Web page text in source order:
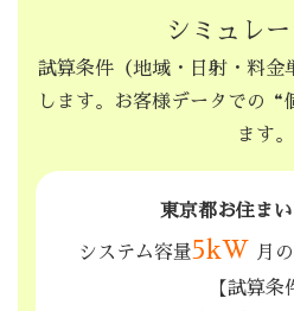
シミュレ
試算条件（地域・日射・料金
します。お客様データでの“
ます。
東京都お住ま
システム容量5kW 月
【試算条